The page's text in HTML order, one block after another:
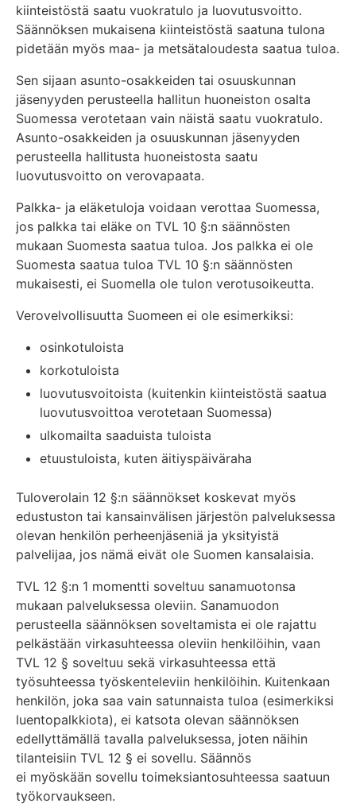
kiinteistöstä saatu vuokratulo ja luovutusvoitto.
Säännöksen mukaisena kiinteistöstä saatuna tulona
pidetään myös maa- ja metsätaloudesta saatua tuloa.
Sen sijaan asunto-osakkeiden tai osuuskunnan
jäsenyyden perusteella hallitun huoneiston osalta
Suomessa verotetaan vain näistä saatu vuokratulo.
Asunto-osakkeiden ja osuuskunnan jäsenyyden
perusteella hallitusta huoneistosta saatu
luovutusvoitto on verovapaata.
Palkka- ja eläketuloja voidaan verottaa Suomessa,
jos palkka tai eläke on TVL 10 §:n säännösten
mukaan Suomesta saatua tuloa. Jos palkka ei ole
Suomesta saatua tuloa TVL 10 §:n säännösten
mukaisesti, ei Suomella ole tulon verotusoikeutta.
Verovelvollisuutta Suomeen ei ole esimerkiksi:
osinkotuloista
korkotuloista
luovutusvoitoista (kuitenkin kiinteistöstä saatua
luovutusvoittoa verotetaan Suomessa)
ulkomailta saaduista tuloista
etuustuloista, kuten äitiyspäiväraha
Tuloverolain 12 §:n säännökset koskevat myös
edustuston tai kansainvälisen järjestön palveluksessa
olevan henkilön perheenjäseniä ja yksityistä
palvelijaa, jos nämä eivät ole Suomen kansalaisia.
TVL 12 §:n 1 momentti soveltuu sanamuotonsa
mukaan palveluksessa oleviin. Sanamuodon
perusteella säännöksen soveltamista ei ole rajattu
pelkästään virkasuhteessa oleviin henkilöihin, vaan
TVL 12 § soveltuu sekä virkasuhteessa että
työsuhteessa työskenteleviin henkilöihin. Kuitenkaan
henkilön, joka saa vain satunnaista tuloa (esimerkiksi
luentopalkkiota), ei katsota olevan säännöksen
edellyttämällä tavalla palveluksessa, joten näihin
tilanteisiin TVL 12 § ei sovellu. Säännös
ei myöskään sovellu toimeksiantosuhteessa saatuun
työkorvaukseen.